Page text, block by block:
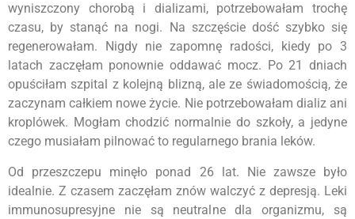
wyniszczony chorobą i dializami, potrzebowałam trochę
czasu, by stanąć na nogi. Na szczęście dość szybko się
regenerowałam. Nigdy nie zapomnę radości, kiedy po 3
latach zaczęłam ponownie oddawać mocz. Po 21 dniach
opuściłam szpital z kolejną blizną, ale ze świadomością, że
zaczynam całkiem nowe życie. Nie potrzebowałam dializ ani
kroplówek. Mogłam chodzić normalnie do szkoły, a jedyne
czego musiałam pilnować to regularnego brania leków.
Od przeszczepu minęło ponad 26 lat. Nie zawsze było
idealnie. Z czasem zaczęłam znów walczyć z depresją. Leki
immunosupresyjne nie są neutralne dla organizmu, są